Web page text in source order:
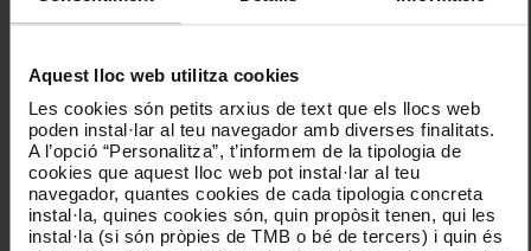
Aquest lloc web utilitza cookies
Les cookies són petits arxius de text que els llocs web
poden instal·lar al teu navegador amb diverses finalitats.
A l’opció “Personalitza”, t’informem de la tipologia de
cookies que aquest lloc web pot instal·lar al teu
navegador, quantes cookies de cada tipologia concreta
instal·la, quines cookies són, quin propòsit tenen, qui les
instal·la (si són pròpies de TMB o bé de tercers) i quin és
Ja pots tramitar la T-16 online!